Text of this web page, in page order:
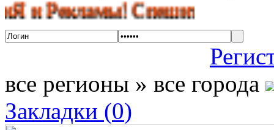
Спешите разместить
все регионы » все города
Закладки (0)